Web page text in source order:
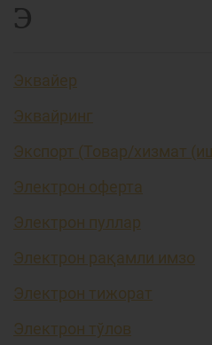
Э
Эквайер
Эквайринг
Экспорт (Товар/хизмат
Электрон оферта
Электрон пуллар
Электрон рақамли имзо
Электрон тижорат
Электрон тўлов